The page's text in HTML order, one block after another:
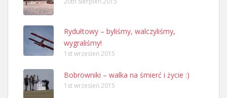
Rydułtowy – byliśmy, walczyliśmy,
wygraliśmy!
1st wrzesień 2015
Bobrowniki – walka na śmierć i życie :)
1st wrzesień 2015